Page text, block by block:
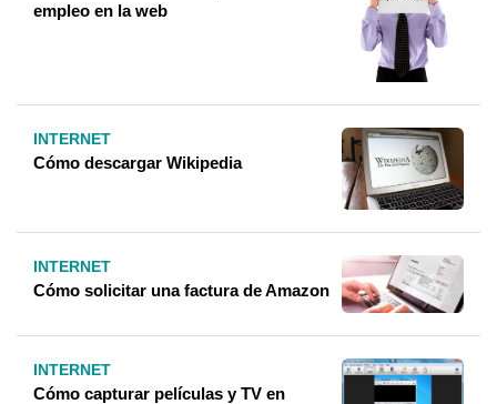
empleo en la web
INTERNET
Cómo descargar Wikipedia
INTERNET
Cómo solicitar una factura de Amazon
INTERNET
Cómo capturar películas y TV en